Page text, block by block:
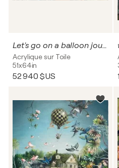
Let's go on a balloon journey!
Acrylique sur Toile
51x64in
52 940 $US